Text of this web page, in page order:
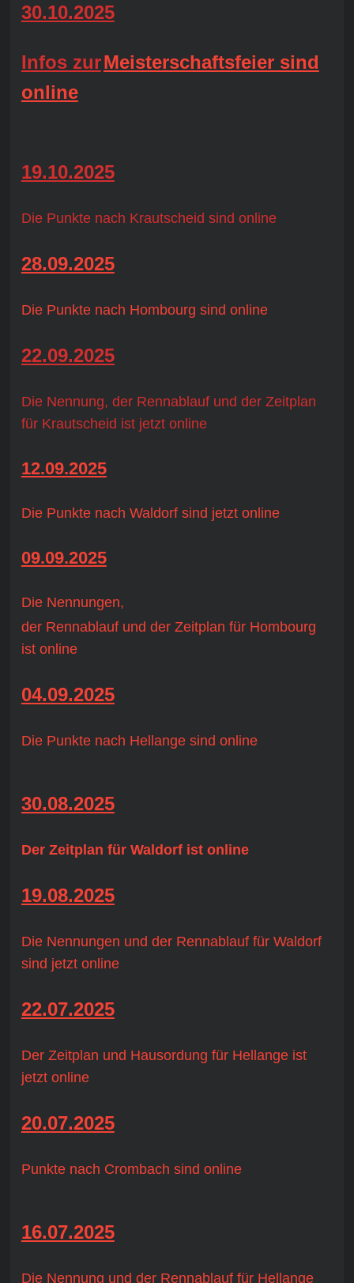
30.10.2025
Infos zurMeisterschaftsfeier sind
online
19.10.2025
Die Punkte nach Krautscheid sind online
28.09.2025
Die Punkte nach Hombourg sind online
22.09.2025
Die Nennung, der Rennablauf und der Zeitplan
für Krautscheid ist jetzt online
12.09.2025
Die Punkte nach Waldorf sind jetzt online
09.09.2025
Die Nennungen,
der Rennablauf und der Zeitplan für Hombourg
ist online
04.09.2025
Die Punkte nach Hellange sind online
30.08.2025
Der Zeitplan für Waldorf ist online
19.08.2025
Die Nennungen und der Rennablauf für Waldorf
sind jetzt online
22.07.2025
Der Zeitplan und Hausordung für Hellange ist
jetzt online
20.07.2025
Punkte nach Crombach sind online
16.07.2025
Die Nennung und der Rennablauf für Hellange